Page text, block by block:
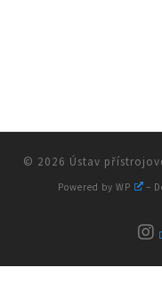
© 2026 Ústav
Powered byWP –